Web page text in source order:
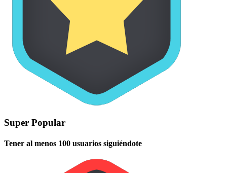
Super Popular
Tener al menos 100 usuarios siguiéndote